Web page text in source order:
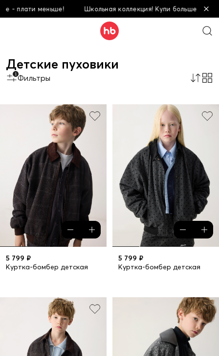
Школьная коллекция! Купи больше - плати меньше!
Детские пуховики
1 Фильтры
5 799 ₽
Куртка-бомбер детская
5 799 ₽
Куртка-бомбер детская